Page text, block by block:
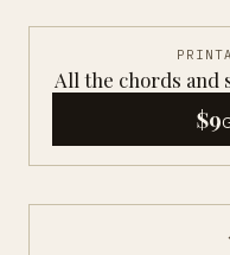
All the chords and
$9